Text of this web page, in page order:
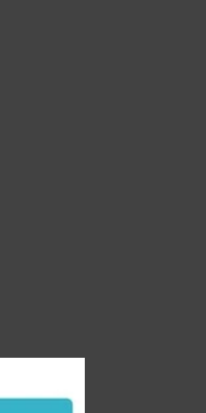
i